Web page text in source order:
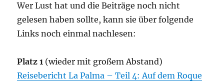
Wer Lust hat und die Beiträge noch nicht
gelesen haben sollte, kann sie über folgende
Links noch einmal nachlesen:
Platz 1 (wieder mit großem Abstand)
Reisebericht La Palma – Teil 4: Auf dem Roque